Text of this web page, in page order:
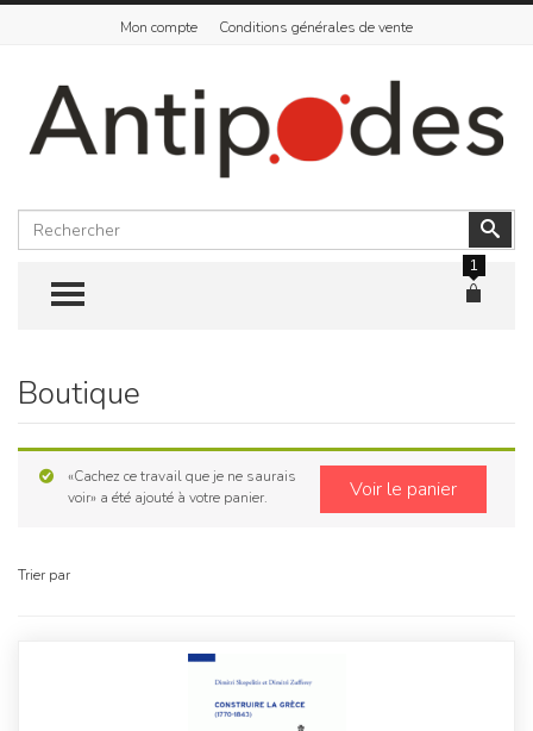
Mon compte Conditions générales de vente
Rechercher
TOGGLE MENU
1
Skip
content
Boutique
Voir le panier
«Cachez ce travail que je ne saurais
voir» a été ajouté à votre panier.
Trier par